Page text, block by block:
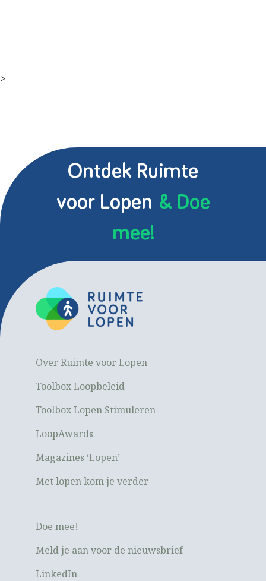
>
Ontdek Ruimte
voor Lopen & Doe
mee!
Over Ruimte voor Lopen
Toolbox Loopbeleid
Toolbox Lopen Stimuleren
LoopAwards
Magazines ‘Lopen’
Met lopen kom je verder
Doe mee!
Meld je aan voor de nieuwsbrief
LinkedIn